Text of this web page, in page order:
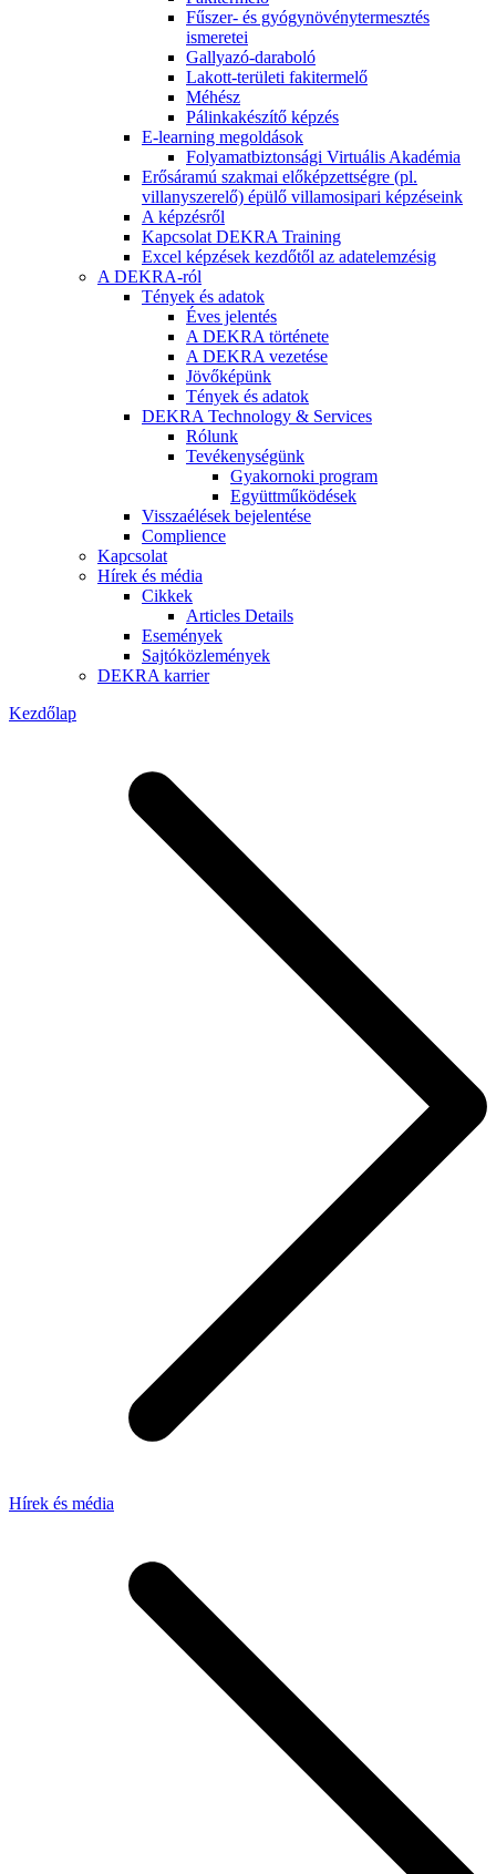
Fűszer- és gyógynövénytermesztés
ismeretei
Gallyazó-daraboló
Lakott-területi fakitermelő
Méhész
Pálinkakészítő képzés
E-learning megoldások
Folyamatbiztonsági Virtuális Akadémia
Erősáramú szakmai előképzettségre (pl.
villanyszerelő) épülő villamosipari képzéseink
A képzésről
Kapcsolat DEKRA Training
Excel képzések kezdőtől az adatelemzésig
A DEKRA-ról
Tények és adatok
Éves jelentés
A DEKRA története
A DEKRA vezetése
Jövőképünk
Tények és adatok
DEKRA Technology & Services
Rólunk
Tevékenységünk
Gyakornoki program
Együttműködések
Visszaélések bejelentése
Complience
Kapcsolat
Hírek és média
Cikkek
Articles Details
Események
Sajtóközlemények
DEKRA karrier
Kezdőlap
Hírek és média